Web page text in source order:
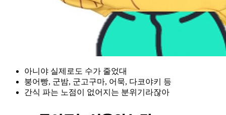
아니야 실제로도 수가 줄었대
붕어빵, 군밤, 군고구마, 어묵, 다코야키 등
간식 파는 노점이 없어지는 분위기라잖아